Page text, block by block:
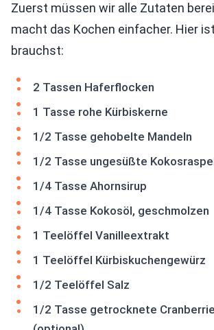
Zuerst müssen wir alle Zutaten
macht das Kochen einfacher. Hier
brauchst:
2 Tassen Haferflocken
1 Tasse rohe Kürbiskerne
1/2 Tasse gehobelte Mandeln
1/2 Tasse ungesüßte
1/4 Tasse Ahornsirup
1/4 Tasse Kokosöl, geschmolzen
1 Teelöffel Vanilleextrakt
1 Teelöffel Kürbiskuchengewürz
1/2 Teelöffel Salz
1/2 Tasse getrocknete